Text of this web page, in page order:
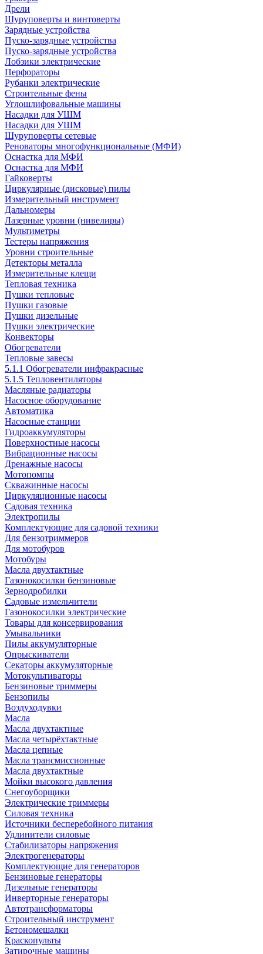
Дрели
Шуруповерты и винтоверты
Зарядные устройства
Пуско-зарядные устройства
Пуско-зарядные устройства
Лобзики электрические
Перфораторы
Рубанки электрические
Строительные фены
Углошлифовальные машины
Насадки для УШМ
Насадки для УШМ
Шуруповерты сетевые
Реноваторы многофункциональные (МФИ)
Оснастка для МФИ
Оснастка для МФИ
Гайковерты
Циркулярные (дисковые) пилы
Измерительный инструмент
Дальномеры
Лазерные уровни (нивелиры)
Мультиметры
Тестеры напряжения
Уровни строительные
Детекторы металла
Измерительные клещи
Тепловая техника
Пушки тепловые
Пушки газовые
Пушки дизельные
Пушки электрические
Конвекторы
Обогреватели
Тепловые завесы
5.1.1 Обогреватели инфракрасные
5.1.5 Тепловентиляторы
Масляные радиаторы
Насосное оборудование
Автоматика
Насосные станции
Гидроаккумуляторы
Поверхностные насосы
Вибрационные насосы
Дренажные насосы
Мотопомпы
Скважинные насосы
Циркуляционные насосы
Садовая техника
Электропилы
Комплектующие для садовой техники
Для бензотриммеров
Для мотобуров
Мотобуры
Масла двухтактные
Газонокосилки бензиновые
Зернодробилки
Садовые измельчители
Газонокосилки электрические
Товары для консервирования
Умывальники
Пилы аккумуляторные
Опрыскиватели
Секаторы аккумуляторные
Мотокультиваторы
Бензиновые триммеры
Бензопилы
Воздуходувки
Масла
Масла двухтактные
Масла четырёхтактные
Масла цепные
Масла трансмиссионные
Масла двухтактные
Мойки высокого давления
Снегоуборщики
Электрические триммеры
Силовая техника
Источники бесперебойного питания
Удлинители силовые
Стабилизаторы напряжения
Электрогенераторы
Комплектующие для генераторов
Бензиновые генераторы
Дизельные генераторы
Инверторные генераторы
Автотрансформаторы
Строительный инструмент
Бетономешалки
Краскопульты
Затирочные машины